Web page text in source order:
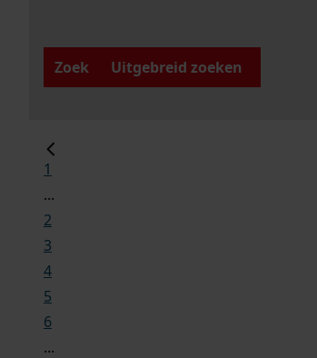
Zoek
Uitgebreid zoeken
1
...
2
3
4
5
6
...